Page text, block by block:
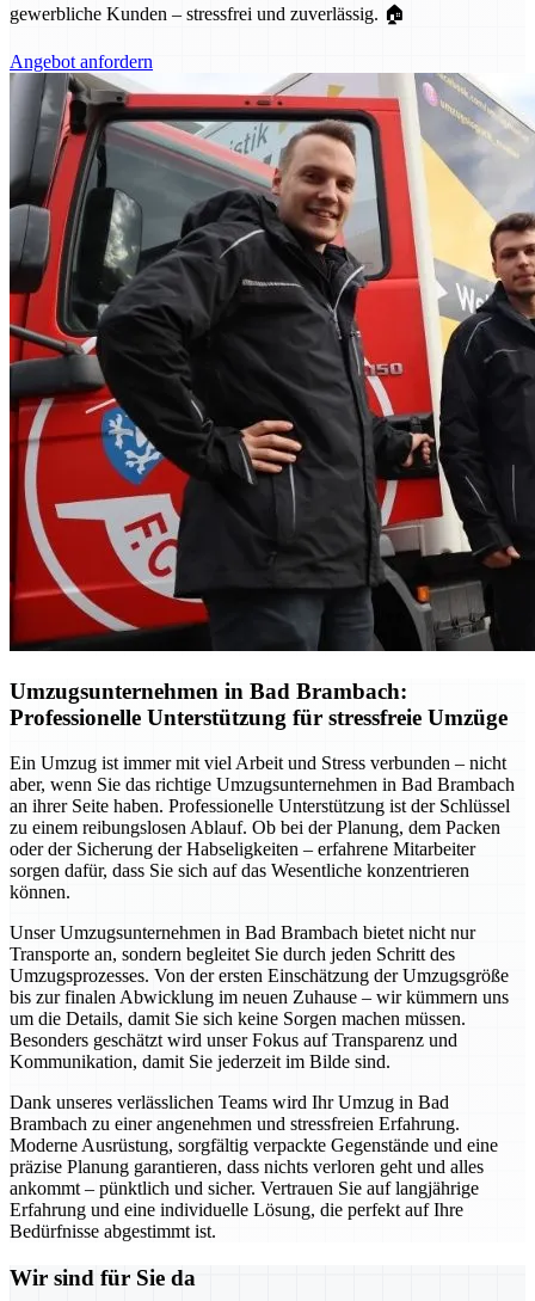
gewerbliche Kunden – stressfrei und zuverlässig. 🏠
Angebot anfordern
Umzugsunternehmen in Bad Brambach:
Professionelle Unterstützung für stressfreie Umzüge
Ein Umzug ist immer mit viel Arbeit und Stress verbunden – nicht
aber, wenn Sie das richtige Umzugsunternehmen in Bad Brambach
an ihrer Seite haben. Professionelle Unterstützung ist der Schlüssel
zu einem reibungslosen Ablauf. Ob bei der Planung, dem Packen
oder der Sicherung der Habseligkeiten – erfahrene Mitarbeiter
sorgen dafür, dass Sie sich auf das Wesentliche konzentrieren
können.
Unser Umzugsunternehmen in Bad Brambach bietet nicht nur
Transporte an, sondern begleitet Sie durch jeden Schritt des
Umzugsprozesses. Von der ersten Einschätzung der Umzugsgröße
bis zur finalen Abwicklung im neuen Zuhause – wir kümmern uns
um die Details, damit Sie sich keine Sorgen machen müssen.
Besonders geschätzt wird unser Fokus auf Transparenz und
Kommunikation, damit Sie jederzeit im Bilde sind.
Dank unseres verlässlichen Teams wird Ihr Umzug in Bad
Brambach zu einer angenehmen und stressfreien Erfahrung.
Moderne Ausrüstung, sorgfältig verpackte Gegenstände und eine
präzise Planung garantieren, dass nichts verloren geht und alles
ankommt – pünktlich und sicher. Vertrauen Sie auf langjährige
Erfahrung und eine individuelle Lösung, die perfekt auf Ihre
Bedürfnisse abgestimmt ist.
Wir sind für Sie da